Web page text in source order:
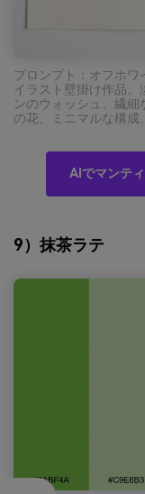
プロンプト：オフホワ
イラスト壁掛け作品
ンのウォッシュ、繊細
の花、ミニマルな構
AIでマンテ
9）抹茶ラテ